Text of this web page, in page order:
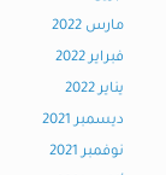
مارس 2022
فبراير 2022
يناير 2022
ديسمبر 2021
نوفمبر 2021